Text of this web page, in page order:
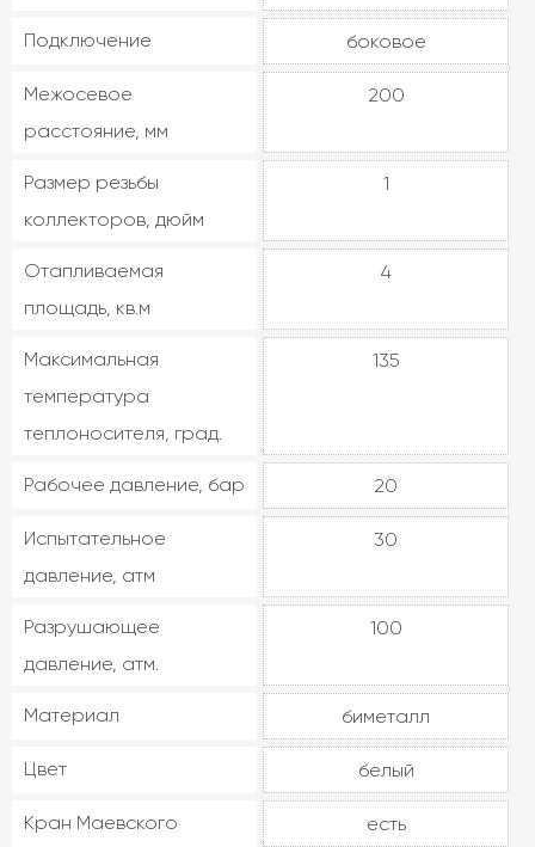
Подключение боковое
Межосевое
расстояние, мм
200
Размер резьбы
коллекторов, дюйм
1
Отапливаемая
площадь, кв.м
4
Максимальная
температура
теплоносителя, град.
135
Рабочее давление, бар 20
Испытательное
давление, атм
30
Разрушающее
давление, атм.
100
Материал биметалл
Цвет белый
Кран Маевского есть